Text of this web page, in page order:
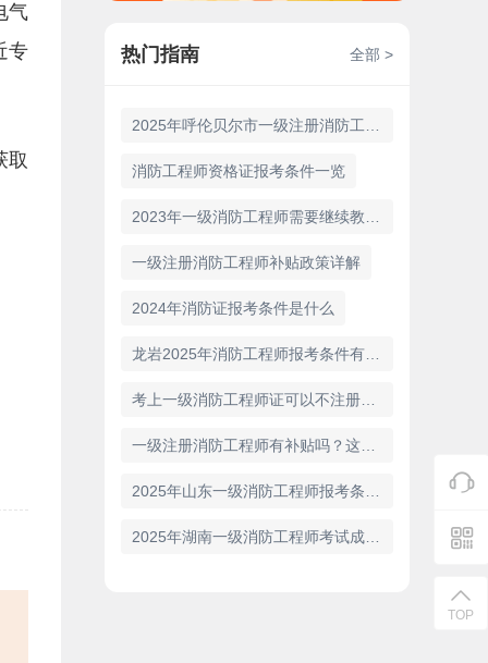
气
专
取
热门指南 全部 >
消防工程师资格证报考条件一览
一级注册消防工程师补贴政策详解
2024年消防证报考条件是什么
TOP